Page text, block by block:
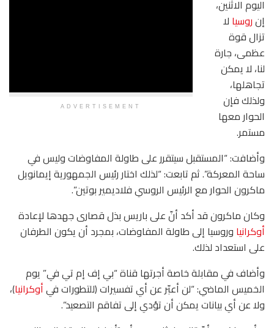
ADVERTISEMENT
اليوم الاثنين،
إنروسيا لا
تزال قوة
عظمى، جارة
لنا، لا يمكن
تجاهلها،
ولذلك فإن
الحوار معها
مستمر.
وأضافت: “المستقبل سيتقرر على طاولة المفاوضات وليس في
ساحة المعركة”. ثم تابعت: “لذلك اختار رئيس الجمهورية إيمانويل
ماكرون الحوار مع الرئيس الروسي فلاديمير بوتين”.
وكان ماكرون قد أكد أنّ على باريس بذل قصارى جهدها لإعادة
أوكرانيا وروسيا إلى طاولة المفاوضات، بمجرد أن يكون الطرفان
على استعداد لذلك.
وأضاف في مقابلة خاصة أجرتها قناة “بي إف إم تي في” يوم
الخميس الماضي: “لن أعبّر عن أي تفسيرات (للتطورات فيأوكرانيا)،
ولا عن أي بيانات يمكن أن تؤدي إلى تفاقم التصعيد”.